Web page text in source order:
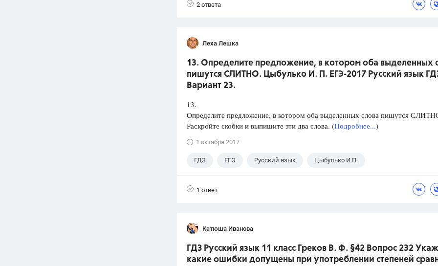
2 ответа
Леха Лешка
13. Определите предложение, в котором оба выделенных
пишутся СЛИТНО. Цыбулько И. П. ЕГЭ-2017 Русский язык
Вариант 23.
13.
Определите предложение, в котором оба выделенных слова пишутся
Раскройте скобки и выпишите эти два слова. (Подробнее...)
1 октября 2017
ГДЗ ЕГЭ Русский язык Цыбулько И.П.
1 ответ
Катюша Иванова
ГДЗ Русский язык 11 класс Греков В. Ф. §42 Вопрос 232
какие ошибки допущены при употреблении степеней